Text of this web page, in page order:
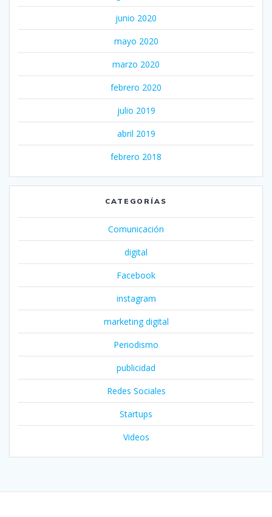
junio 2020
mayo 2020
marzo 2020
febrero 2020
julio 2019
abril 2019
febrero 2018
CATEGORÍAS
Comunicación
digital
Facebook
instagram
marketing digital
Periodismo
publicidad
Redes Sociales
Startups
Videos